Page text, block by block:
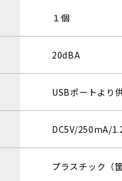
１個
20dBA
USBポートより
DC5V/250mA/
プラスチック（